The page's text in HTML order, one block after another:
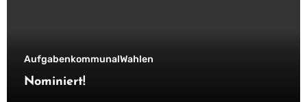
AufgabenkommunalWahlen
Nominiert!